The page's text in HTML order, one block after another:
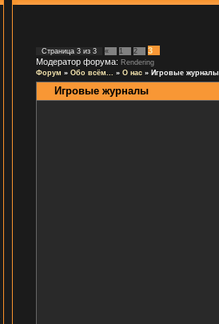
Страница 3из 3 « 1 2
3
Модератор форума: Rendering
Форум » Обо всём... » О нас » Игровые журналы
Игровые журналы